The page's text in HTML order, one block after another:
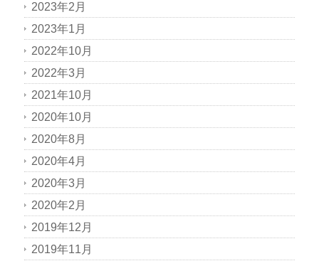
2023年2月
2023年1月
2022年10月
2022年3月
2021年10月
2020年10月
2020年8月
2020年4月
2020年3月
2020年2月
2019年12月
2019年11月